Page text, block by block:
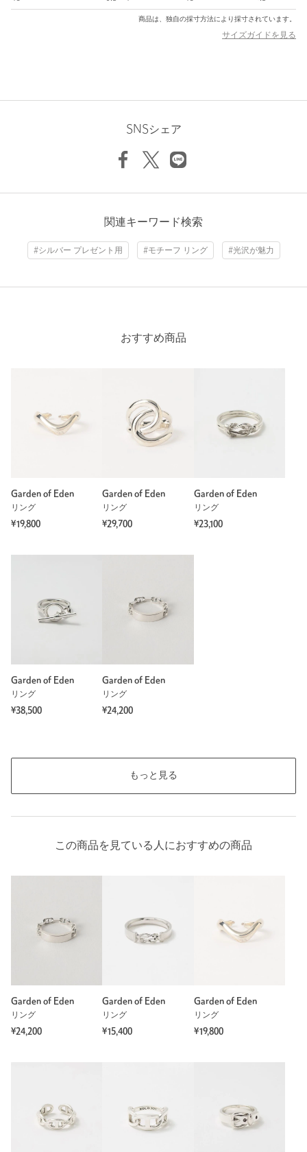
※商品の色味の目安は、商品単体の画像をご参照ください。
いますので、あらかじめご了承ください。
店舗へお問い合わせの際は、全国のmonkey time
商品詳細
注文キャンセル 対象商品
アクセサリー | リング
洗濯表示 洗濯表示について
8333-5-990917
商品は、独自の採寸方法により採寸されています。
サイズガイドを見る
SNSシェア
関連キーワード検索
#シルバー プレゼント用 #モチーフ リング #光沢が魅力
おすすめ商品
Garden of Eden
リング
¥19,800
Garden of Eden
リング
¥29,700
Garden of Eden
リング
¥23,100
Garden of Eden
リング
¥38,500
Garden of Eden
リング
¥24,200
もっと見る
この商品を見ている人におすすめの商品
Garden of Eden
リング
¥24,200
Garden of Eden
リング
¥15,400
Garden of Eden
リング
¥19,800